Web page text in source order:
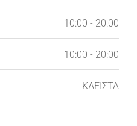
10:00 - 20:00
10:00 - 20:00
ΚΛΕΙΣΤΑ